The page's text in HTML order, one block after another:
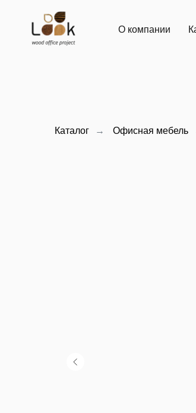
О компании
Каталог → Офисная мебель